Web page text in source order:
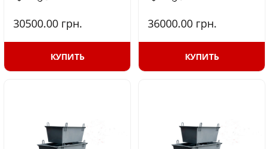
30500.00 грн.
КУПИТЬ
36000.00 грн.
КУПИТЬ